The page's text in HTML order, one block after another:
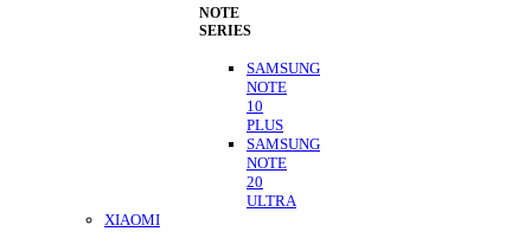
NOTE
SERIES
SAMSUNG
NOTE
10
PLUS
SAMSUNG
NOTE
20
ULTRA
XIAOMI